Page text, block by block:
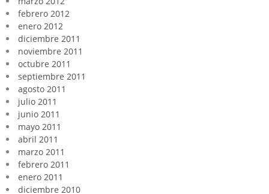
febrero 2012
enero 2012
diciembre 2011
noviembre 2011
octubre 2011
septiembre 2011
agosto 2011
julio 2011
junio 2011
mayo 2011
abril 2011
marzo 2011
febrero 2011
enero 2011
diciembre 2010